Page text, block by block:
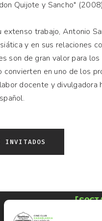
Quijote y Sancho"
extenso trabajo, Antonio
y en sus relaciones
son de gran valor para
convierten en uno de los
docente y
INVITADOS